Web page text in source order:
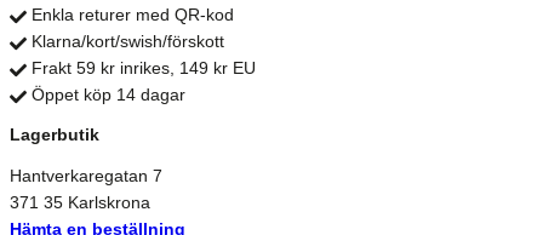
Enkla returer med QR-kod
Klarna/kort/swish/förskott
Frakt 59 kr inrikes, 149 kr EU
Öppet köp 14 dagar
Lagerbutik
Hantverkaregatan 7
371 35 Karlskrona
Hämta en beställning